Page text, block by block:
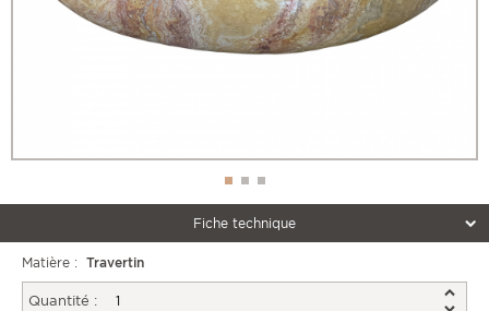
Fiche technique
Matière : Travertin
Quantité :